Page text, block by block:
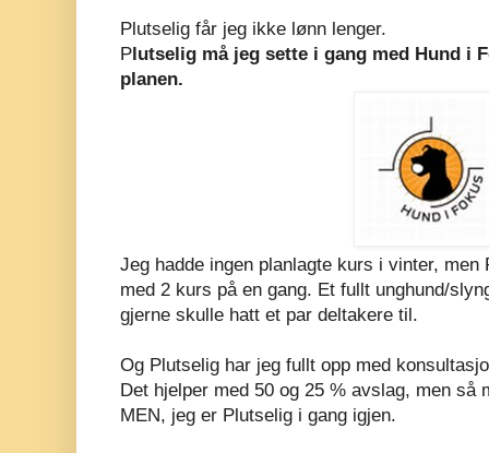
Plutselig får jeg ikke lønn lenger.
Plutselig må jeg sette i gang med Hund i
planen.
Jeg hadde ingen planlagte kurs i vinter, men
med 2 kurs på en gang. Et fullt unghund/
gjerne skulle hatt et par deltakere til.
Og Plutselig har jeg fullt opp med
Det hjelper med 50 og 25 % avslag, men så
MEN, jeg er Plutselig i gang igjen.